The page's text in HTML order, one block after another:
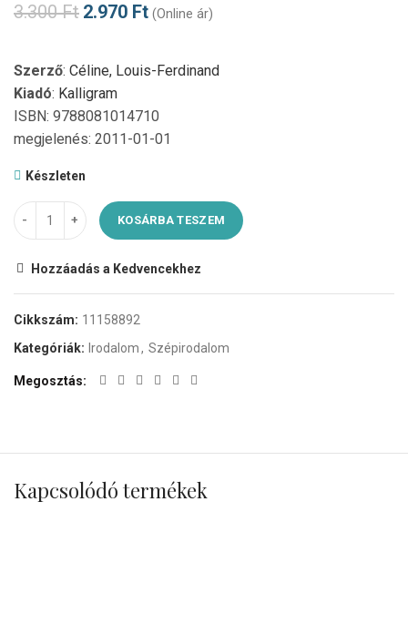
3.300Ft 2.970 Ft (Online ár)
Szerző: Céline, Louis-Ferdinand
Kiadó: Kalligram
ISBN: 9788081014710
megjelenés: 2011-01-01
Készleten
KOSÁRBA TESZEM
Hozzáadás a Kedvencekhez
Cikkszám: 11158892
Kategóriák: Irodalom, Szépirodalom
Megosztás
Kapcsolódó termékek